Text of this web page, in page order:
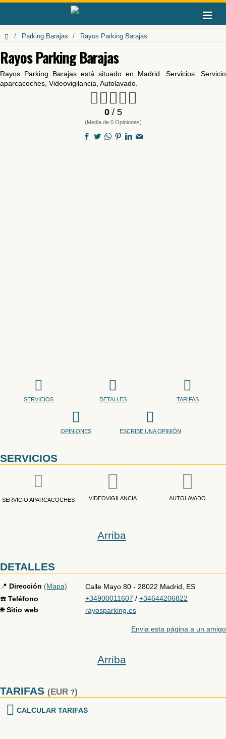
Parking Barajas Rayos Parking Barajas
Rayos Parking Barajas
Rayos Parking Barajas está situado en Madrid. Servicios: Servicio
aparcacoches, Videovigilancia, Autolavado.
0/ 5
(Media de 0 Opiniones)
SERVICIOS DETALLES TARIFAS
OPINIONES ESCRIBE UNA OPINIÓN
SERVICIOS
SERVICIO APARCACOCHES VIDEOVIGILANCIA AUTOLAVADO
Arriba
DETALLES
📍 Dirección (Mapa) Calle Mayo 80 - 28022 Madrid, ES
☎️ Teléfono +34900011607 / +34644206822
🌐Sitio web rayosparking.es
Envia esta página a un amigo
Arriba
TARIFAS (EUR ?)
CALCULAR TARIFAS